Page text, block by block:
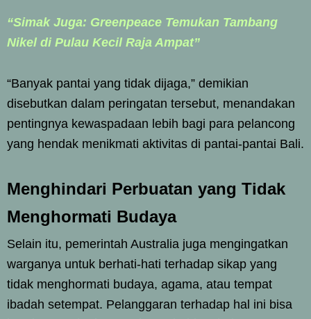
“Simak Juga: Greenpeace Temukan Tambang
Nikel di Pulau Kecil Raja Ampat”
“Banyak pantai yang tidak dijaga,” demikian
disebutkan dalam peringatan tersebut, menandakan
pentingnya kewaspadaan lebih bagi para pelancong
yang hendak menikmati aktivitas di pantai-pantai Bali.
Menghindari Perbuatan yang Tidak
Menghormati Budaya
Selain itu, pemerintah Australia juga mengingatkan
warganya untuk berhati-hati terhadap sikap yang
tidak menghormati budaya, agama, atau tempat
ibadah setempat. Pelanggaran terhadap hal ini bisa